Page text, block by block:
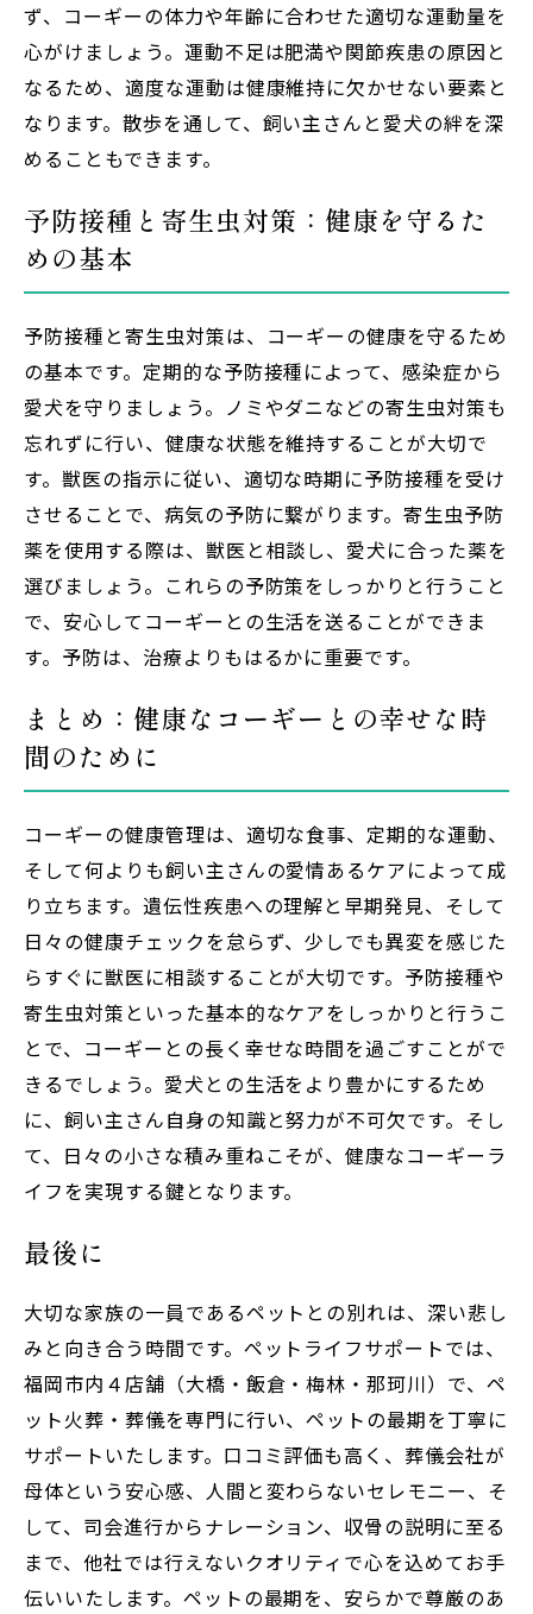
ず、コーギーの体力や年齢に合わせた適切な運動量を
心がけましょう。運動不足は肥満や関節疾患の原因と
なるため、適度な運動は健康維持に欠かせない要素と
なります。散歩を通して、飼い主さんと愛犬の絆を深
めることもできます。
予防接種と寄生虫対策：健康を守るた
めの基本
予防接種と寄生虫対策は、コーギーの健康を守るため
の基本です。定期的な予防接種によって、感染症から
愛犬を守りましょう。ノミやダニなどの寄生虫対策も
忘れずに行い、健康な状態を維持することが大切で
す。獣医の指示に従い、適切な時期に予防接種を受け
させることで、病気の予防に繋がります。寄生虫予防
薬を使用する際は、獣医と相談し、愛犬に合った薬を
選びましょう。これらの予防策をしっかりと行うこと
で、安心してコーギーとの生活を送ることができま
す。予防は、治療よりもはるかに重要です。
まとめ：健康なコーギーとの幸せな時
間のために
コーギーの健康管理は、適切な食事、定期的な運動、
そして何よりも飼い主さんの愛情あるケアによって成
り立ちます。遺伝性疾患への理解と早期発見、そして
日々の健康チェックを怠らず、少しでも異変を感じた
らすぐに獣医に相談することが大切です。予防接種や
寄生虫対策といった基本的なケアをしっかりと行うこ
とで、コーギーとの長く幸せな時間を過ごすことがで
きるでしょう。愛犬との生活をより豊かにするため
に、飼い主さん自身の知識と努力が不可欠です。そし
て、日々の小さな積み重ねこそが、健康なコーギーラ
イフを実現する鍵となります。
最後に
大切な家族の一員であるペットとの別れは、深い悲し
みと向き合う時間です。ペットライフサポートでは、
福岡市内４店舗（大橋・飯倉・梅林・那珂川）で、ペ
ット火葬・葬儀を専門に行い、ペットの最期を丁寧に
サポートいたします。口コミ評価も高く、葬儀会社が
母体という安心感、人間と変わらないセレモニー、そ
して、司会進行からナレーション、収骨の説明に至る
まで、他社では行えないクオリティで心を込めてお手
伝いいたします。ペットの最期を、安らかで尊厳のあ